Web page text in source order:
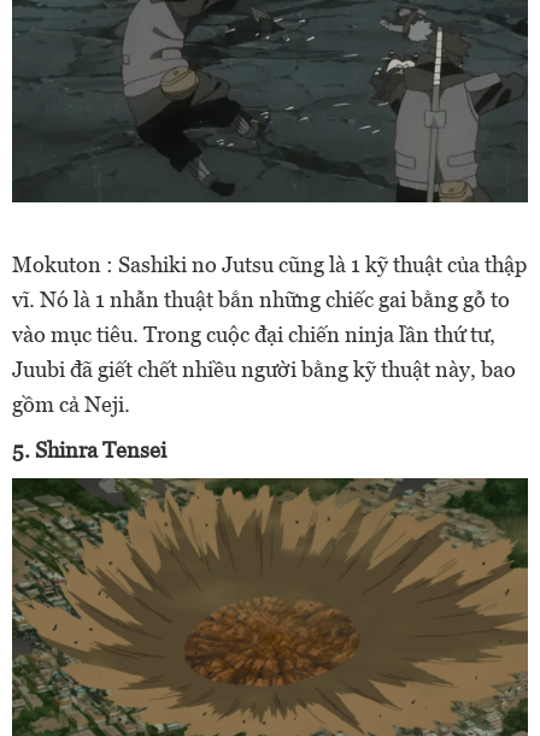
Mokuton : Sashiki no Jutsu cũng là 1 kỹ thuật của thập
vĩ. Nó là 1 nhẫn thuật bắn những chiếc gai bằng gỗ to
vào mục tiêu. Trong cuộc đại chiến ninja lần thứ tư,
Juubi đã giết chết nhiều người bằng kỹ thuật này, bao
gồm cả Neji.
5. Shinra Tensei